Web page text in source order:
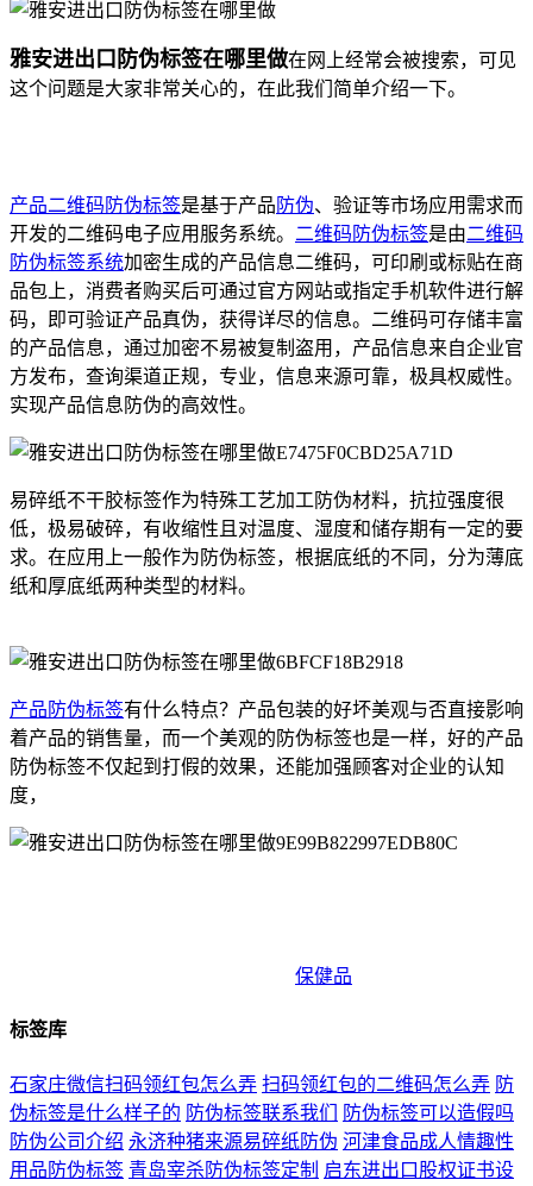
雅安进出口防伪标签在哪里做在网上经常会被搜索，可见
这个问题是大家非常关心的，在此我们简单介绍一下。
产品二维码防伪标签是基于产品 防伪、验证等市场应用需求而
开发的二维码电子应用服务系统。 二维码防伪标签是由二维码
防伪标签系统加密生成的产品信息二维码，可印刷或标贴在商
品包上，消费者购买后可通过官方网站或指定手机软件进行解
码，即可验证产品真伪，获得详尽的信息。二维码可存储丰富
的产品信息，通过加密不易被复制盗用，产品信息来自企业官
方发布，查询渠道正规，专业，信息来源可靠，极具权威性。
实现产品信息防伪的高效性。
易碎纸不干胶标签作为特殊工艺加工防伪材料，抗拉强度很
低，极易破碎，有收缩性且对温度、湿度和储存期有一定的要
求。在应用上一般作为防伪标签，根据底纸的不同，分为薄底
纸和厚底纸两种类型的材料。
产品防伪标签有什么特点？产品包装的好坏美观与否直接影响
着产品的销售量，而一个美观的防伪标签也是一样，好的产品
防伪标签不仅起到打假的效果，还能加强顾客对企业的认知
度，
保健品
标签库
石家庄微信扫码领红包怎么弄 扫码领红包的二维码怎么弄 防
伪标签是什么样子的 防伪标签联系我们
防伪标签可以造假吗
防伪公司介绍 永济种猪来源易碎纸防伪 河津食品成人情趣性
用品防伪标签 青岛宰杀防伪标签定制 启东进出口股权证书设